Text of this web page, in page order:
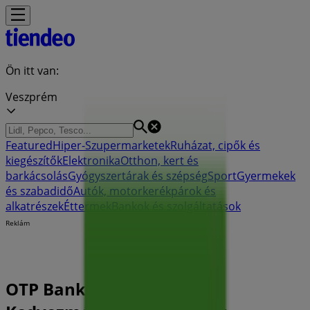
Ön itt van:
Veszprém
FeaturedHiper-SzupermarketekRuházat, cipők és
kiegészítőkElektronikaOtthon, kert és
barkácsolásGyógyszertárak és szépségSportGyermekek
és szabadidőAutók, motorkerékpárok és
alkatrészekÉttermek Bankok és szolgáltatások
Reklám
OTP Bank Veszprém -